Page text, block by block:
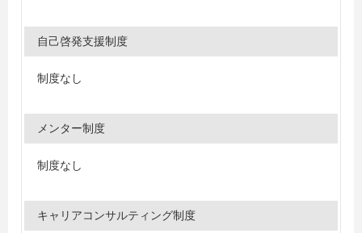
自己啓発支援制度
制度なし
メンター制度
制度なし
キャリアコンサルティング制度